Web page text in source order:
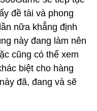
đề tài và phong
nữa khẳng định
này đang làm nên
cũng có thể xem
biệt cho hàng
đã, đang và sẽ